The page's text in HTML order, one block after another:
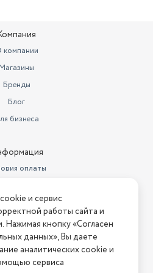
компании
Бренды
Блог
бизнеса
оплаты
возврата
сайте? Напишите нам
"АстМаркет". У нас есть всё!
и сервис
работы сайта и
Нажимая кнопку «Согласен
данных», Вы даете
аналитических cookie и
сервиса